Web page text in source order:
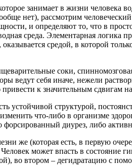
занимает в жизни человека
нет), рассмотрим
и определяют то, что в
среда. Элементарная
средой, в которой
соки,
ведут себя иначе, нежели
к значительным сдвигам
устойчивой структурой,
что-либо в организме
диурез, либо
же (которая есть, в первую
может впасть в состояние
во втором – дегидратацию с